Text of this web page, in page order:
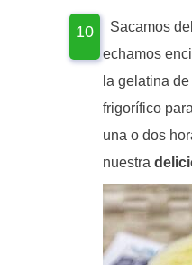
Sacamos
echamos
la gelatina
frigorífico
una o dos
nuestra